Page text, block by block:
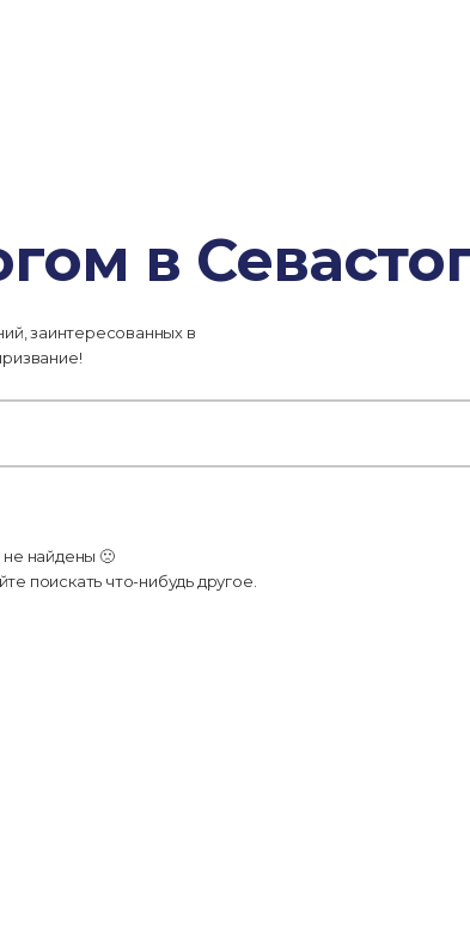
в
заинтересованных в
не найдены 🙁
поискать что-нибудь другое.